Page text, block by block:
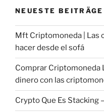
NEUESTE BEITRÄGE
Mft Criptomoneda | Las
hacer desde el sofá
Comprar Criptomoneda
dinero con las
Crypto Que Es Stacking